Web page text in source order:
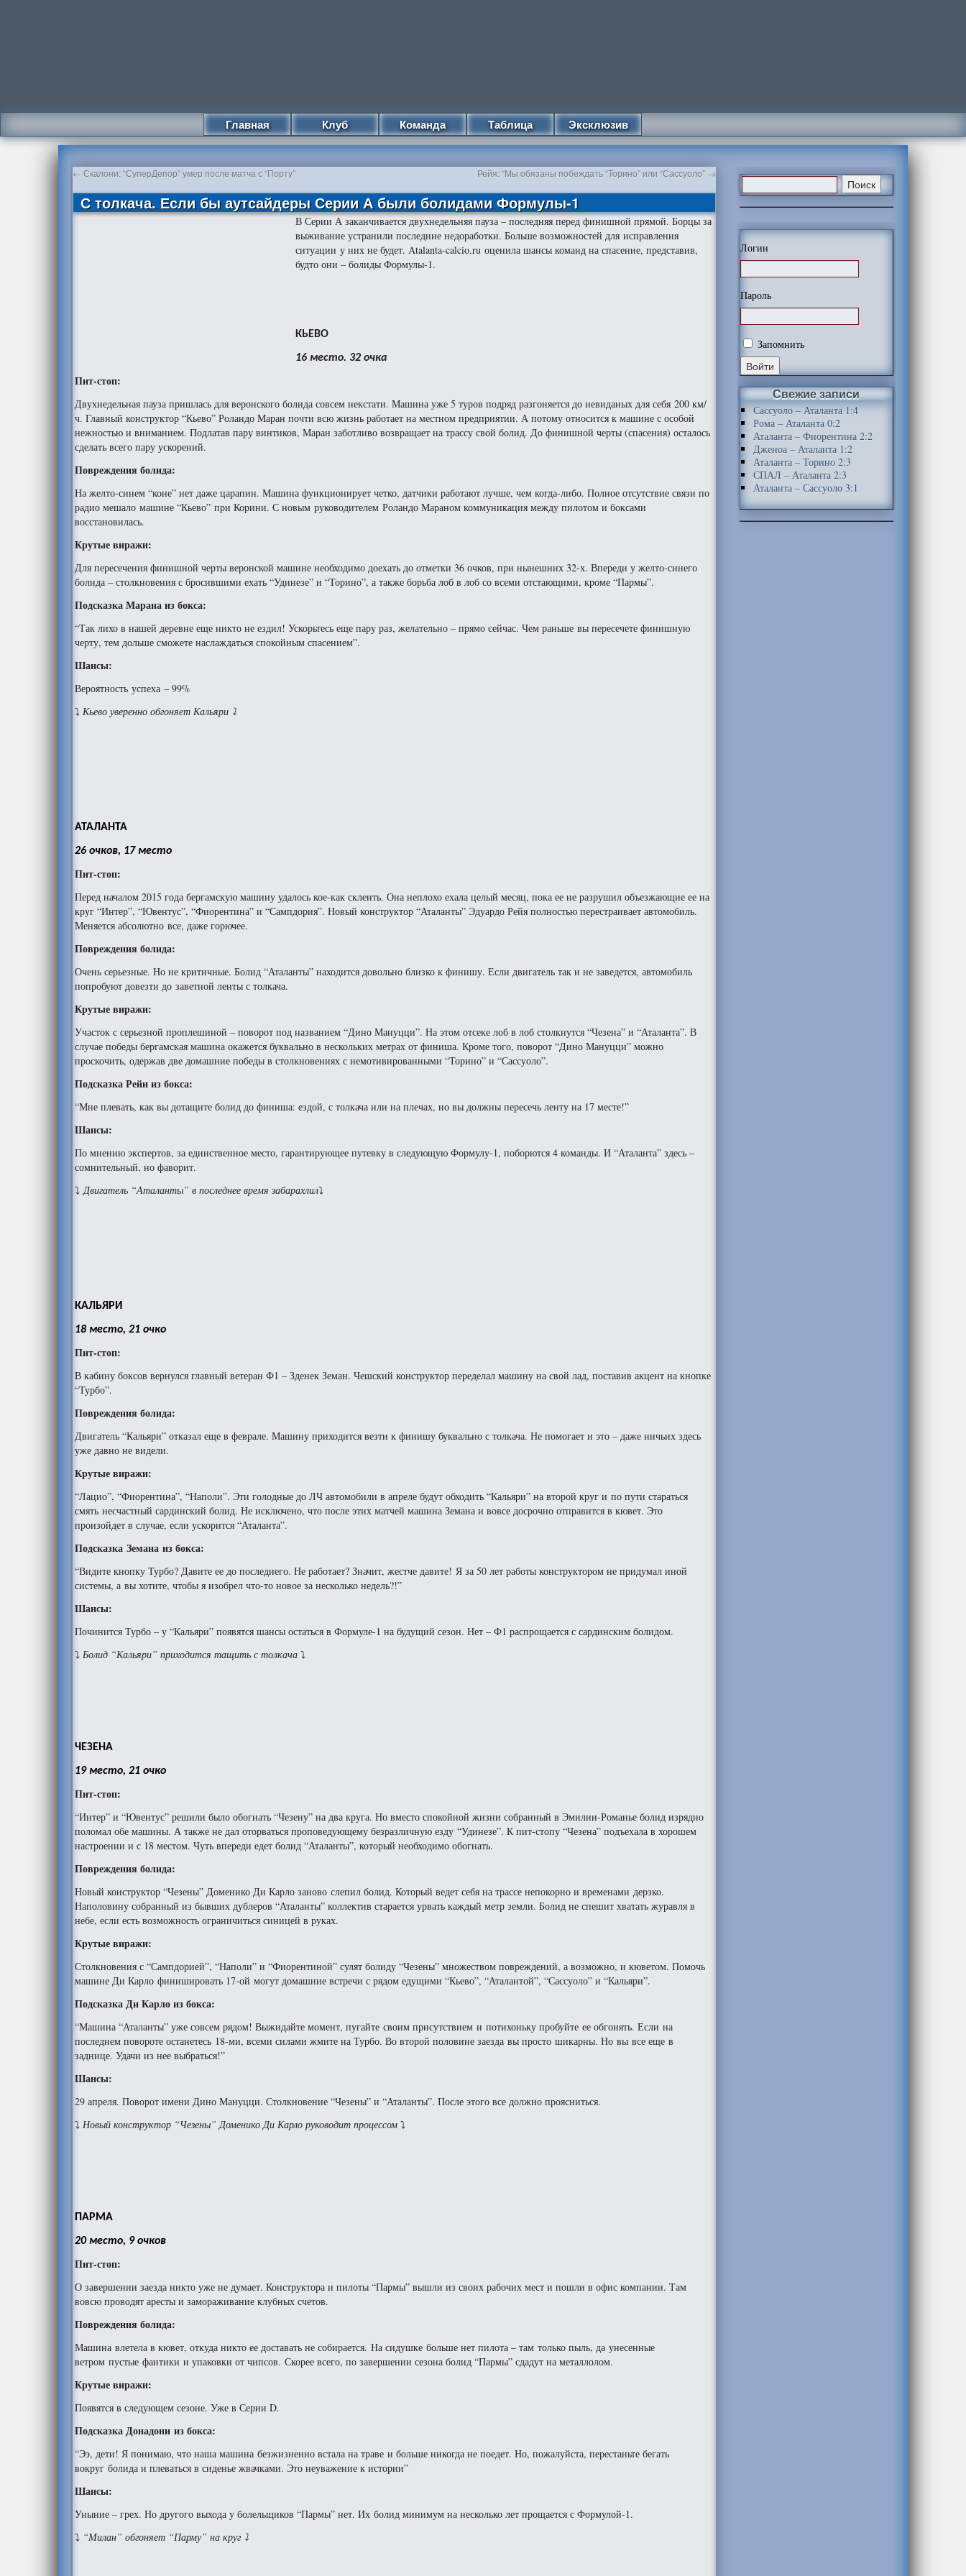
Главная Клуб Команда Таблица Эксклюзив
← Скалони: “СуперДепор” умер после матча с “Порту” Рейя: “Мы обязаны побеждать “Торино” или “Сассуоло” →
С толкача. Если бы аутсайдеры Серии А были болидами Формулы-1
В Серии А заканчивается двухнедельняя пауза – последняя перед финишной прямой. Борцы за
выживание устранили последние недоработки. Больше возможностей для исправления
ситуации у них не будет. Atalanta-calcio.ru оценила шансы команд на спасение, представив,
будто они – болиды Формулы-1.
КЬЕВО
16 место. 32 очка
Пит-стоп:
Двухнедельная пауза пришлась для веронского болида совсем некстати. Машина уже 5 туров подряд разгоняется до невиданых для себя 200 км/
ч. Главный конструктор “Кьево” Роландо Маран почти всю жизнь работает на местном предприятии. А потому относится к машине с особой
нежностью и вниманием. Подлатав пару винтиков, Маран заботливо возвращает на трассу свой болид. До финишной черты (спасения) осталось
сделать всего пару ускорений.
Повреждения болида:
На желто-синем “коне” нет даже царапин. Машина функционирует четко, датчики работают лучше, чем когда-либо. Полное отсутствие связи по
радио мешало машине “Кьево” при Корини. С новым руководителем Роландо Мараном коммуникация между пилотом и боксами
восстановилась.
Крутые виражи:
Для пересечения финишной черты веронской машине необходимо доехать до отметки 36 очков, при нынешних 32-х. Впереди у желто-синего
болида – столкновения с бросившими ехать “Удинезе” и “Торино”, а также борьба лоб в лоб со всеми отстающими, кроме “Пармы”.
Подсказка Марана из бокса:
“Так лихо в нашей деревне еще никто не ездил! Ускорьтесь еще пару раз, желательно – прямо сейчас. Чем раньше вы пересечете финишную
черту, тем дольше сможете наслаждаться спокойным спасением”.
Шансы:
Вероятность успеха – 99%
⤵Кьево уверенно обгоняет Кальяри ⤵
АТАЛАНТА
26 очков, 17 место
Пит-стоп:
Перед началом 2015 года бергамскую машину удалось кое-как склеить. Она неплохо ехала целый месяц, пока ее не разрушил объезжающие ее на
круг “Интер”, “Ювентус”, “Фиорентина” и “Сампдория”. Новый конструктор “Аталанты” Эдуардо Рейя полностью перестраивает автомобиль.
Меняется абсолютно все, даже горючее.
Повреждения болида:
Очень серьезные. Но не критичные. Болид “Аталанты” находится довольно близко к финишу. Если двигатель так и не заведется, автомобиль
попробуют довезти до заветной ленты с толкача.
Крутые виражи:
Участок с серьезной проплешиной – поворот под названием “Дино Мануцци”. На этом отсеке лоб в лоб столкнутся “Чезена” и “Аталанта”. В
случае победы бергамская машина окажется буквально в нескольких метрах от финиша. Кроме того, поворот “Дино Мануцци” можно
проскочить, одержав две домашние победы в столкновениях с немотивированными “Торино” и “Сассуоло”.
Подсказка Рейи из бокса:
“Мне плевать, как вы дотащите болид до финиша: ездой, с толкача или на плечах, но вы должны пересечь ленту на 17 месте!”
Шансы:
По мнению экспертов, за единственное место, гарантирующее путевку в следующую Формулу-1, поборются 4 команды. И “Аталанта” здесь –
сомнительный, но фаворит.
⤵Двигатель “Аталанты” в последнее время забарахлил⤵
КАЛЬЯРИ
18 место, 21 очко
Пит-стоп:
В кабину боксов вернулся главный ветеран Ф1 – Зденек Земан. Чешский конструктор переделал машину на свой лад, поставив акцент на кнопке
“Турбо”.
Повреждения болида:
Двигатель “Кальяри” отказал еще в феврале. Машину приходится везти к финишу буквально с толкача. Не помогает и это – даже ничьих здесь
уже давно не видели.
Крутые виражи:
“Лацио”, “Фиорентина”, “Наполи”. Эти голодные до ЛЧ автомобили в апреле будут обходить “Кальяри” на второй круг и по пути стараться
смять несчастный сардинский болид. Не исключено, что после этих матчей машина Земана и вовсе досрочно отправится в кювет. Это
произойдет в случае, если ускорится “Аталанта”.
Подсказка Земана из бокса:
“Видите кнопку Турбо? Давите ее до последнего. Не работает? Значит, жестче давите! Я за 50 лет работы конструктором не придумал иной
системы, а вы хотите, чтобы я изобрел что-то новое за несколько недель?!”
Шансы:
Починится Турбо – у “Кальяри” появятся шансы остаться в Формуле-1 на будущий сезон. Нет – Ф1 распрощается с сардинским болидом.
⤵Болид “Кальяри” приходится тащить с толкача⤵
ЧЕЗЕНА
19 место, 21 очко
Пит-стоп:
“Интер” и “Ювентус” решили было обогнать “Чезену” на два круга. Но вместо спокойной жизни собранный в Эмилии-Романье болид изрядно
поломал обе машины. А также не дал оторваться проповедующему безразличную езду “Удинезе”. К пит-стопу “Чезена” подъехала в хорошем
настроении и с 18 местом. Чуть впереди едет болид “Аталанты”, который необходимо обогнать.
Повреждения болида:
Новый конструктор “Чезены” Доменико Ди Карло заново слепил болид. Который ведет себя на трассе непокорно и временами дерзко.
Наполовину собранный из бывших дублеров “Аталанты” коллектив старается урвать каждый метр земли. Болид не спешит хватать журавля в
небе, если есть возможность ограничиться синицей в руках.
Крутые виражи:
Столкновения с “Сампдорией”, “Наполи” и “Фиорентиной” сулят болиду “Чезены” множеством повреждений, а возможно, и кюветом. Помочь
машине Ди Карло финишировать 17-ой могут домашние встречи с рядом едущими “Кьево”, “Аталантой”, “Сассуоло” и “Кальяри”.
Подсказка Ди Карло из бокса:
“Машина “Аталанты” уже совсем рядом! Выжидайте момент, пугайте своим присутствием и потихоньку пробуйте ее обгонять. Если на
последнем повороте останетесь 18-ми, всеми силами жмите на Турбо. Во второй половине заезда вы просто шикарны. Но вы все еще в
заднице. Удачи из нее выбраться!”
Шансы:
29 апреля. Поворот имени Дино Мануцци. Столкновение “Чезены” и “Аталанты”. После этого все должно проясниться.
⤵Новый конструктор “Чезены” Доменико Ди Карло руководит процессом ⤵
ПАРМА
20 место, 9 очков
Пит-стоп:
О завершении заезда никто уже не думает. Конструктора и пилоты “Пармы” вышли из своих рабочих мест и пошли в офис компании. Там
вовсю проводят аресты и замораживание клубных счетов.
Повреждения болида:
Машина влетела в кювет, откуда никто ее доставать не собирается. На сидушке больше нет пилота – там только пыль, да унесенные
ветром пустые фантики и упаковки от чипсов. Скорее всего, по завершении сезона болид “Пармы” сдадут на металлолом.
Крутые виражи:
Появятся в следующем сезоне. Уже в Серии D.
Подсказка Донадони из бокса:
“Ээ, дети! Я понимаю, что наша машина безжизненно встала на траве и больше никогда не поедет. Но, пожалуйста, перестаньте бегать
вокруг болида и плеваться в сиденье жвачками. Это неуважение к истории”
Шансы:
Уныние – грех. Но другого выхода у болельщиков “Пармы” нет. Их болид минимум на несколько лет прощается с Формулой-1.
⤵ “Милан” обгоняет “Парму” на круг ⤵
Логин
Пароль
Запомнить
Свежие записи
Сассуоло – Аталанта 1:4
Рома – Аталанта 0:2
Аталанта – Фиорентина 2:2
Дженоа – Аталанта 1:2
Аталанта – Торино 2:3
СПАЛ – Аталанта 2:3
Аталанта – Сассуоло 3:1